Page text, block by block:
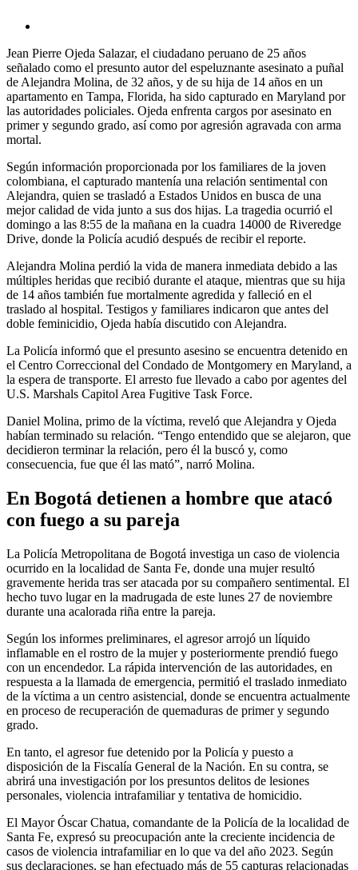
Jean Pierre Ojeda Salazar, el ciudadano peruano de 25 años
señalado como el presunto autor del espeluznante asesinato a puñal
de Alejandra Molina, de 32 años, y de su hija de 14 años en un
apartamento en Tampa, Florida, ha sido capturado en Maryland por
las autoridades policiales. Ojeda enfrenta cargos por asesinato en
primer y segundo grado, así como por agresión agravada con arma
mortal.
Según información proporcionada por los familiares de la joven
colombiana, el capturado mantenía una relación sentimental con
Alejandra, quien se trasladó a Estados Unidos en busca de una
mejor calidad de vida junto a sus dos hijas. La tragedia ocurrió el
domingo a las 8:55 de la mañana en la cuadra 14000 de Riveredge
Drive, donde la Policía acudió después de recibir el reporte.
Alejandra Molina perdió la vida de manera inmediata debido a las
múltiples heridas que recibió durante el ataque, mientras que su hija
de 14 años también fue mortalmente agredida y falleció en el
traslado al hospital. Testigos y familiares indicaron que antes del
doble feminicidio, Ojeda había discutido con Alejandra.
La Policía informó que el presunto asesino se encuentra detenido en
el Centro Correccional del Condado de Montgomery en Maryland, a
la espera de transporte. El arresto fue llevado a cabo por agentes del
U.S. Marshals Capitol Area Fugitive Task Force.
Daniel Molina, primo de la víctima, reveló que Alejandra y Ojeda
habían terminado su relación. “Tengo entendido que se alejaron, que
decidieron terminar la relación, pero él la buscó y, como
consecuencia, fue que él las mató”, narró Molina.
En Bogotá detienen a hombre que atacó
con fuego a su pareja
La Policía Metropolitana de Bogotá investiga un caso de violencia
ocurrido en la localidad de Santa Fe, donde una mujer resultó
gravemente herida tras ser atacada por su compañero sentimental. El
hecho tuvo lugar en la madrugada de este lunes 27 de noviembre
durante una acalorada riña entre la pareja.
Según los informes preliminares, el agresor arrojó un líquido
inflamable en el rostro de la mujer y posteriormente prendió fuego
con un encendedor. La rápida intervención de las autoridades, en
respuesta a la llamada de emergencia, permitió el traslado inmediato
de la víctima a un centro asistencial, donde se encuentra actualmente
en proceso de recuperación de quemaduras de primer y segundo
grado.
En tanto, el agresor fue detenido por la Policía y puesto a
disposición de la Fiscalía General de la Nación. En su contra, se
abrirá una investigación por los presuntos delitos de lesiones
personales, violencia intrafamiliar y tentativa de homicidio.
El Mayor Óscar Chatua, comandante de la Policía de la localidad de
Santa Fe, expresó su preocupación ante la creciente incidencia de
casos de violencia intrafamiliar en lo que va del año 2023. Según
sus declaraciones, se han efectuado más de 55 capturas relacionadas